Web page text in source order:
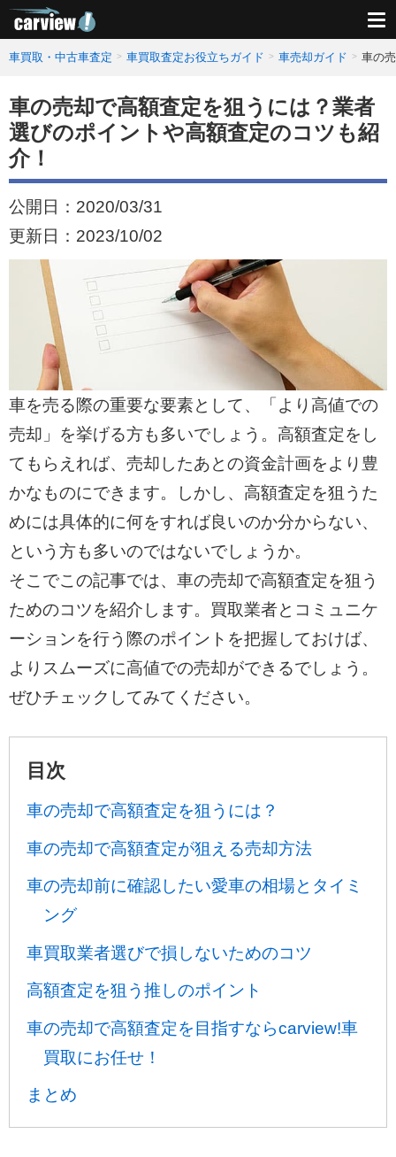
車買取・中古車査定 車買取査定お役立ちガイド 車売却ガイド 車の
車の売却で高額査定を狙うには？業者
選びのポイントや高額査定のコツも紹
介！
公開日： 2020/03/31
更新日： 2023/10/02
車を売る際の重要な要素として、「より高値での
売却」を挙げる方も多いでしょう。高額査定をし
てもらえれば、売却したあとの資金計画をより豊
かなものにできます。しかし、高額査定を狙うた
めには具体的に何をすれば良いのか分からない、
という方も多いのではないでしょうか。
そこでこの記事では、車の売却で高額査定を狙う
ためのコツを紹介します。買取業者とコミュニケ
ーションを行う際のポイントを把握しておけば、
よりスムーズに高値での売却ができるでしょう。
ぜひチェックしてみてください。
目次
車の売却で高額査定を狙うには？
車の売却で高額査定が狙える売却方法
車の売却前に確認したい愛車の相場とタイミ
ング
車買取業者選びで損しないためのコツ
高額査定を狙う推しのポイント
車の売却で高額査定を目指すならcarview!車
買取にお任せ！
まとめ